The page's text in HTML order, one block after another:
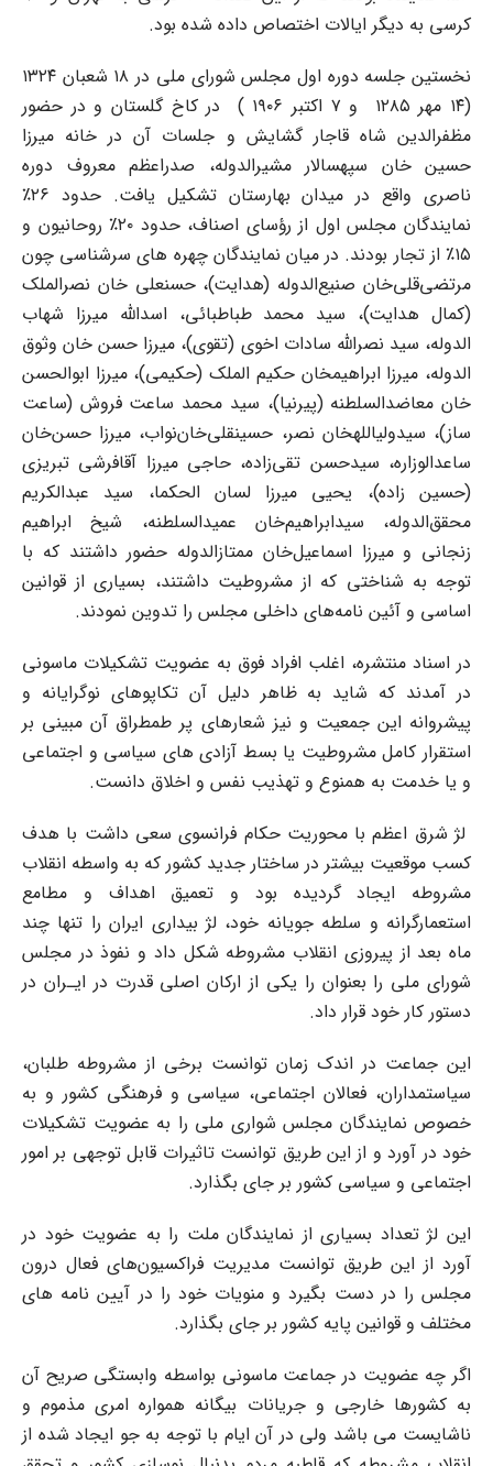
کرسی به دیگر ایالات اختصاص داده شده بود.
نخستین جلسه دوره اول مجلس شورای ملی در ۱۸ شعبان ۱۳۲۴
(۱۴ مهر ۱۲۸۵ ‌ و ۷ اکتبر ۱۹۰۶ ) در کاخ گلستان و در حضور
مظفرالدین شاه قاجار گشایش و جلسات آن در خانه‌ میرزا
حسین خان سپهسالار مشیرالدوله، صدراعظم معروف دوره
ناصری واقع در میدان بهارستان تشکیل یافت. حدود ۲۶٪
نمایندگان مجلس اول از رؤسای اصناف، حدود ۲۰٪ روحانیون و
۱۵٪ از تجار بودند. در میان نمایندگان چهره های سرشناسی چون
مرتضی‌قلی‌خان صنیع‌الدوله (هدایت)، حسنعلی خان نصرالملک
(کمال هدایت)، سید محمد طباطبائی، اسدالله میرزا شهاب
الدوله، سید نصرالله سادات اخوی (تقوی)، میرزا حسن خان وثوق
الدوله، میرزا ابراهیم­خان حکیم الملک (حکیمی)، میرزا ابوالحسن
خان معاضدالسلطنه (‌پیرنیا)، سید محمد ساعت فروش (ساعت
ساز)، سید‌ولی‎الله‎خان نصر، حسینقلی‌خان‌نواب، میرزا حسن‌خان
ساعدالوزاره‌، سید‌حسن تقی‌زاده، حاجی میرزا آقافرشی تبریزی
(حسین زاده)،‌ یحیی میرزا لسان الحکما، سید عبدالکریم
محقق‌الدوله، سید‌ابراهیم‌خان عمیدالسلطنه، شیخ ابراهیم
زنجانی و میرزا اسماعیل‌خان ممتازالدوله حضور داشتند که با
توجه به شناختی که از مشروطیت داشتند، بسیاری از قوانین
اساسی و آئین نامه‌های داخلی مجلس را تدوین نمودند.
در اسناد منتشره، اغلب افراد فوق به عضویت تشکیلات ماسونی
در آمدند که شاید به ظاهر دلیل آن تکاپوهای ‎نوگرایانه و
پیشروانه این جمعیت و نیز شعارهای پر طمطراق آن مبینی بر
استقرار کامل مشروطیت یا بسط آزادی های سیاسی و اجتماعی
و یا خدمت به هم­نوع و تهذیب نفس و اخلاق دانست.
لژ شرق اعظم با محوریت حکام فرانسوی سعی داشت با هدف
کسب موقعیت بیشتر در ساختار جدید کشور که به واسطه انقلاب
مشروطه ایجاد گردیده بود و تعمیق اهداف و مطامع
استعمارگرانه و سلطه جویانه خود، لژ بیداری ایران را تنها چند
ماه بعد از پیروزی انقلاب مشروطه شکل داد و نفوذ در مجلس
شورای ملی را بعنوان را یکی از ارکان اصلی قدرت در ایـران در
دستور کار خود قرار داد.
این جماعت در اندک زمان توانست برخی از مشروطه طلبان،
سیاستمداران، فعالان اجتماعی، سیاسی و فرهنگی کشور و به
خصوص نمایندگان مجلس شواری ملی را به عضویت تشکیلات
خود در آورد و از این طریق توانست تاثیرات قابل توجهی بر امور
اجتماعی و سیاسی کشور بر جای بگذارد.
این لژ تعداد بسیاری از نمایندگان ملت را به عضویت خود در
آورد از این طریق توانست مدیریت فراکسیون‌های فعال درون
مجلس را در دست بگیرد و منویات خود را در آیین نامه های
مختلف و قوانین پایه کشور بر جای بگذارد.
اگر چه عضویت در جماعت ماسونی بواسطه وابستگی صریح آن
به کشورها خارجی و جریانات بیگانه همواره امری مذموم و
ناشایست می باشد ولی در آن ایام با توجه به جو ایجاد شده از